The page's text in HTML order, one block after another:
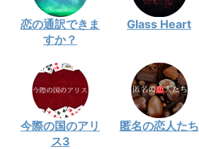
恋の通訳できま
すか？
Glass Heart
今際の国のアリ
ス3
匿名の恋人たち